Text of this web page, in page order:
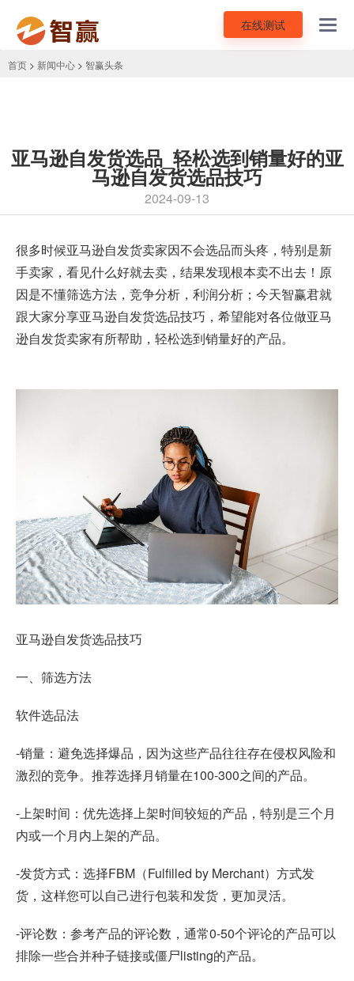
在线测试
首页 > 新闻中心 > 智赢头条
亚马逊自发货选品_轻松选到销量好的亚
马逊自发货选品技巧
2024-09-13
很多时候亚马逊自发货卖家因不会选品而头疼，特别是新
手卖家，看见什么好就去卖，结果发现根本卖不出去！原
因是不懂筛选方法，竞争分析，利润分析；今天智赢君就
跟大家分享亚马逊自发货选品技巧 ，希望能对各位做亚马
逊自发货卖家有所帮助，轻松选到销量好的产品。
亚马逊自发货选品技巧
一、筛选方法
软件选品法
-销量：避免选择爆品，因为这些产品往往存在侵权风险和
激烈的竞争。推荐选择月销量在100-300之间的产品。
-上架时间：优先选择上架时间较短的产品，特别是三个月
内或一个月内上架的产品。
-发货方式：选择FBM（Fulfilled by Merchant）方式发
货，这样您可以自己进行包装和发货，更加灵活。
-评论数：参考产品的评论数，通常0-50个评论的产品可以
排除一些合并种子链接或僵尸listing的产品。